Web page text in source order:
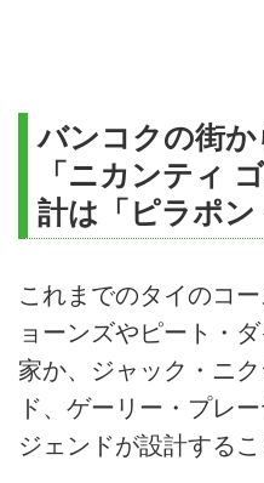
バンコクの街か
「ニカンティ
計は「ピラポ
これまでのタイのコ
ョーンズやピート・
家か、ジャック・ニ
ド、ゲーリー・プレ
ジェンドが設計するこ